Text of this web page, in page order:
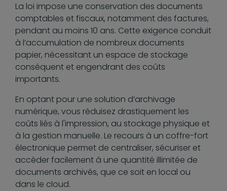
La loi impose une conservation des documents
comptables et fiscaux, notamment des factures,
pendant au moins 10 ans. Cette exigence conduit
à l’accumulation de nombreux documents
papier, nécessitant un espace de stockage
conséquent et engendrant des coûts
importants.
En optant pour une solution d’archivage
numérique, vous réduisez drastiquement les
coûts liés à l'impression, au stockage physique et
à la gestion manuelle. Le recours à un coffre-fort
électronique permet de centraliser, sécuriser et
accéder facilement à une quantité illimitée de
documents archivés, que ce soit en local ou
dans le cloud.